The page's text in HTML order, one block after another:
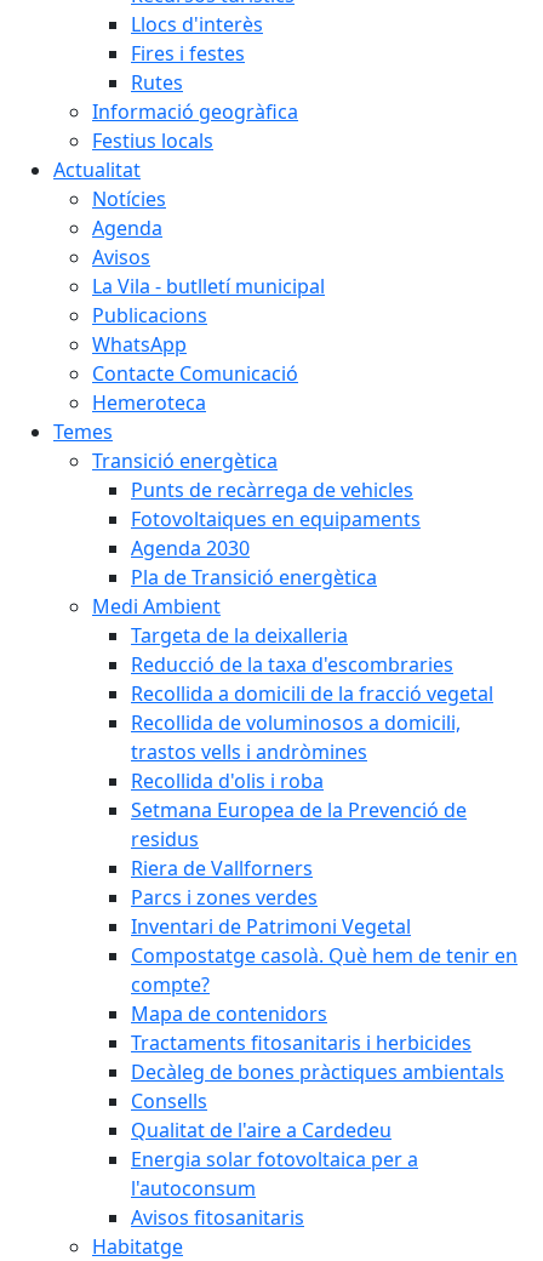
Llocs d'interès
Fires i festes
Rutes
Informació geogràfica
Festius locals
Actualitat
Notícies
Agenda
Avisos
La Vila - butlletí municipal
Publicacions
WhatsApp
Contacte Comunicació
Hemeroteca
Temes
Transició energètica
Punts de recàrrega de vehicles
Fotovoltaiques en equipaments
Agenda 2030
Pla de Transició energètica
Medi Ambient
Targeta de la deixalleria
Reducció de la taxa d'escombraries
Recollida a domicili de la fracció vegetal
Recollida de voluminosos a domicili,
trastos vells i andròmines
Recollida d'olis i roba
Setmana Europea de la Prevenció de
residus
Riera de Vallforners
Parcs i zones verdes
Inventari de Patrimoni Vegetal
Compostatge casolà. Què hem de tenir en
compte?
Mapa de contenidors
Tractaments fitosanitaris i herbicides
Decàleg de bones pràctiques ambientals
Consells
Qualitat de l'aire a Cardedeu
Energia solar fotovoltaica per a
l'autoconsum
Avisos fitosanitaris
Habitatge